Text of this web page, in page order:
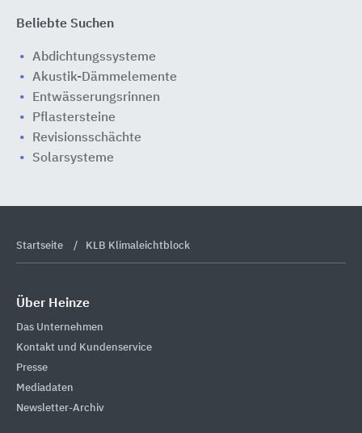
Beliebte Suchen
Abdichtungssysteme
Akustik-Dämmelemente
Entwässerungsrinnen
Pflastersteine
Revisionsschächte
Solarsysteme
Startseite KLB Klimaleichtblock
Über Heinze
Das Unternehmen
Kontakt und Kundenservice
Presse
Mediadaten
Newsletter-Archiv